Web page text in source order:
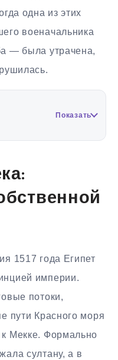
одна из этих
военачальника
— была утрачена,
Показать
1517 года Египет
империи.
потоки,
пути Красного моря
Мекке. Формально
султану, а в